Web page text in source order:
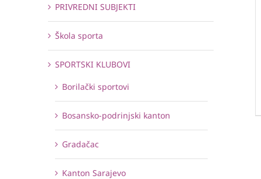
PRIVREDNI SUBJEKTI
Škola sporta
SPORTSKI KLUBOVI
Borilački sportovi
Bosansko-podrinjski kanton
Gradačac
Kanton Sarajevo